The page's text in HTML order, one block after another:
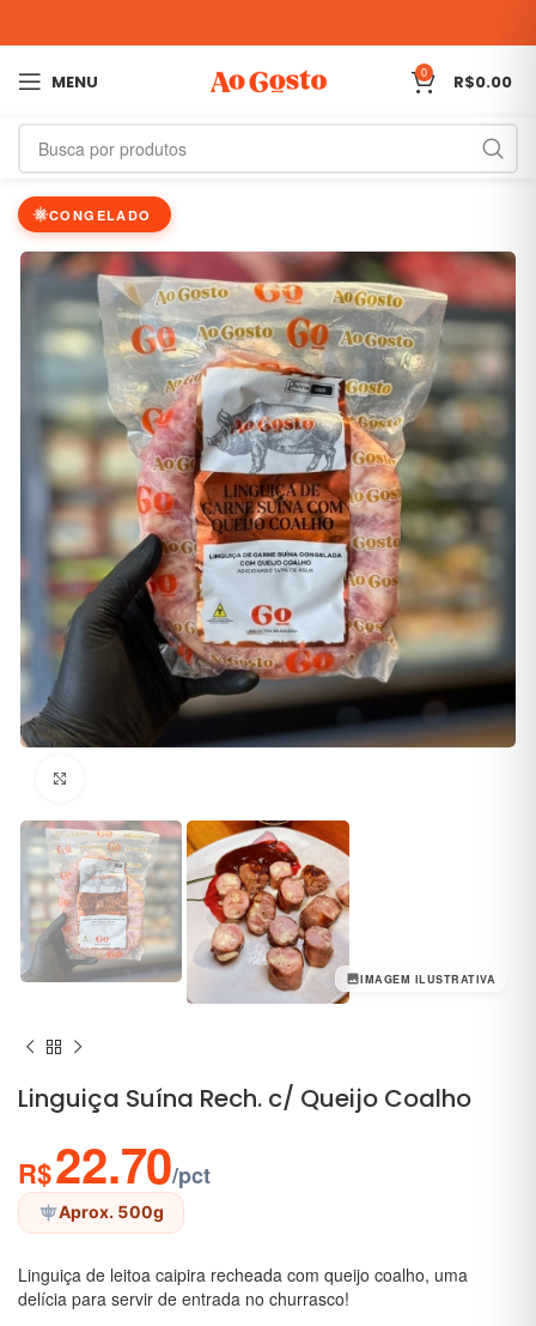
MENU 0 R$0.00
IMAGEM ILUSTRATIVA
CONGELADO
Linguiça Suína Rech. c/ Queijo Coalho
R$22.70/pct
Aprox. 500g
Linguiça de leitoa caipira recheada com queijo coalho, uma
delícia para servir de entrada no churrasco!